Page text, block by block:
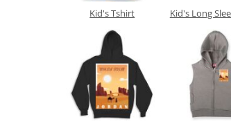
Kid's Tshirt Kid's Long